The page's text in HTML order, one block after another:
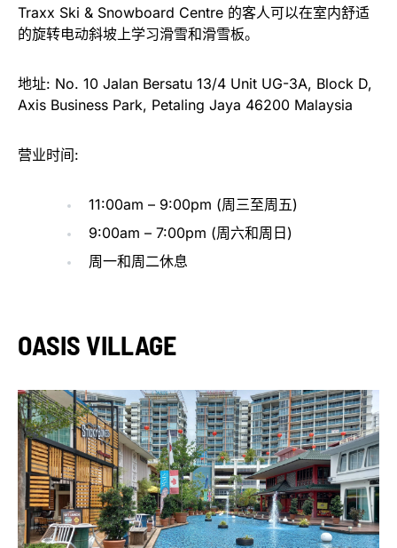
Traxx Ski & Snowboard Centre 的客人可以在室内舒适
的旋转电动斜坡上学习滑雪和滑雪板。
地址: No. 10 Jalan Bersatu 13/4 Unit UG-3A, Block D,
Axis Business Park, Petaling Jaya 46200 Malaysia
营业时间:
11:00am – 9:00pm (周三至周五)
9:00am – 7:00pm (周六和周日)
周一和周二休息
OASIS VILLAGE